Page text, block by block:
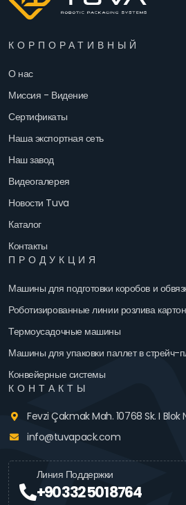
КОРПОРАТИВНЫЙ
О нас
Миссия - Видение
Сертификаты
Наша экспортная сеть
Наш завод
Видеогалерея
Новости Tuva
Каталог
Контакты
ПРОДУКЦИЯ
Машины для подготовки коробов и
Роботизированные линии розлива
Термоусадочные машины
Машины для упаковки паллет в стрейч-
Конвейерные системы
КОНТАКТЫ
Fevzi Çakmak Mah. 10768 Sk. I
info@tuvapack.com
Линия Поддержки
+90 332 501 8764